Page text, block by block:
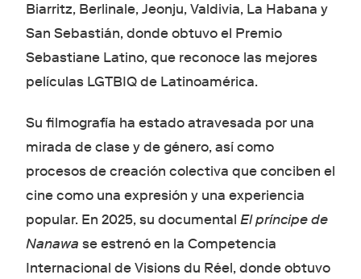
Biarritz, Berlinale, Jeonju, Valdivia, La Habana y
San Sebastián, donde obtuvo el Premio
Sebastiane Latino, que reconoce las mejores
películas LGTBIQ de Latinoamérica.
Su filmografía ha estado atravesada por una
mirada de clase y de género, así como
procesos de creación colectiva que conciben el
cine como una expresión y una experiencia
popular. En 2025, su documental El príncipe de
Nanawa se estrenó en la Competencia
Internacional de Visions du Réel, donde obtuvo